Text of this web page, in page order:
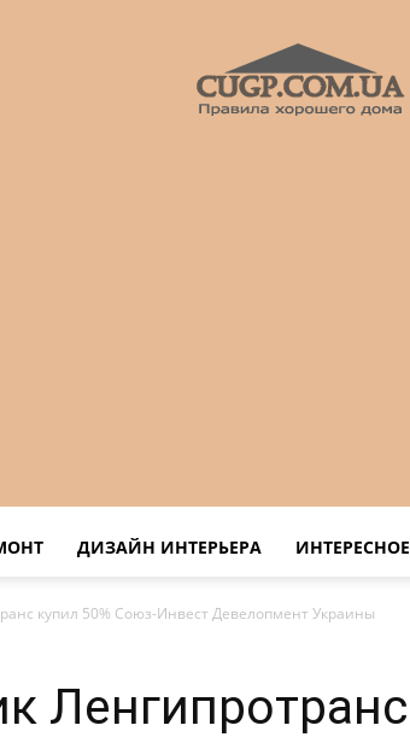
портал
ДИЗАЙН ИНТЕРЬЕРА ИНТЕРЕСНОЕ
купил 50% Союз-Инвест Девелопмент Украины
Ленгипротранс